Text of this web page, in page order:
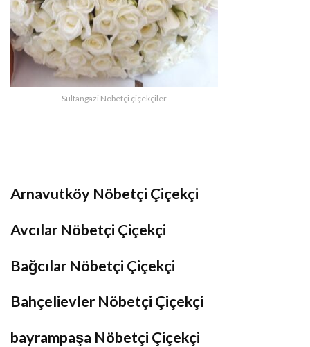
Sultangazi Nöbetçi çiçekçiler
Arnavutköy Nöbetçi Çiçekçi
Avcılar Nöbetçi Çiçekçi
Bağcılar Nöbetçi Çiçekçi
Bahçelievler Nöbetçi Çiçekçi
bayrampaşa Nöbetçi Çiçekçi